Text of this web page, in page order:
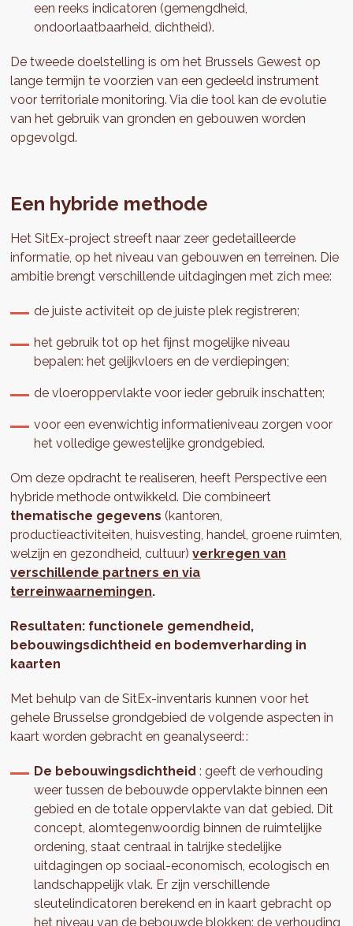
een reeks indicatoren (gemengdheid,
ondoorlaatbaarheid, dichtheid).
De tweede doelstelling is om het Brussels Gewest op
lange termijn te voorzien van een gedeeld instrument
voor territoriale monitoring. Via die tool kan de evolutie
van het gebruik van gronden en gebouwen worden
opgevolgd.
Een hybride methode
Het SitEx-project streeft naar zeer gedetailleerde
informatie, op het niveau van gebouwen en terreinen. Die
ambitie brengt verschillende uitdagingen met zich mee:
de juiste activiteit op de juiste plek registreren;
het gebruik tot op het fijnst mogelijke niveau
bepalen: het gelijkvloers en de verdiepingen;
de vloeroppervlakte voor ieder gebruik inschatten;
voor een evenwichtig informatieniveau zorgen voor
het volledige gewestelijke grondgebied.
Om deze opdracht te realiseren, heeft Perspective een
hybride methode ontwikkeld. Die combineert
thematische gegevens (kantoren,
productieactiviteiten, huisvesting, handel, groene ruimten,
welzijn en gezondheid, cultuur)verkregenvan
verschillende partners envia
terreinwaarnemingen.
Resultaten: functionele gemendheid,
bebouwingsdichtheid en bodemverharding in
kaarten
Met behulp van de SitEx-inventaris kunnen voor het
gehele Brusselse grondgebied de volgende aspecten in
kaart worden gebracht en geanalyseerd: :
De bebouwingsdichtheid : geeft de verhouding
weer tussen de bebouwde oppervlakte binnen een
gebied en de totale oppervlakte van dat gebied. Dit
concept, alomtegenwoordig binnen de ruimtelijke
ordening, staat centraal in talrijke stedelijke
uitdagingen op sociaal-economisch, ecologisch en
landschappelijk vlak. Er zijn verschillende
sleutelindicatoren berekend en in kaart gebracht op
het niveau van de bebouwde blokken: de verhouding